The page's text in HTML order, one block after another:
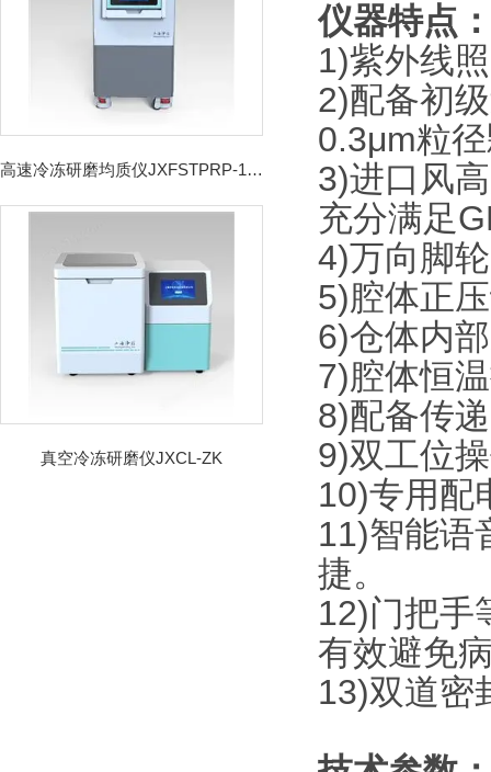
高速冷冻研磨均质仪JXFSTPRP-192CL
真空冷冻研磨仪JXCL-ZK
仪器特点
1)紫外线
2)配备初
0.3μm粒
3)进口风
充分满足
4)万向脚
5)腔体正
6)仓体内
7)腔体恒
8)配备传
9)双工位
10)专用配
11)智能语
捷。
12)门把手
有效避免
13)双道密